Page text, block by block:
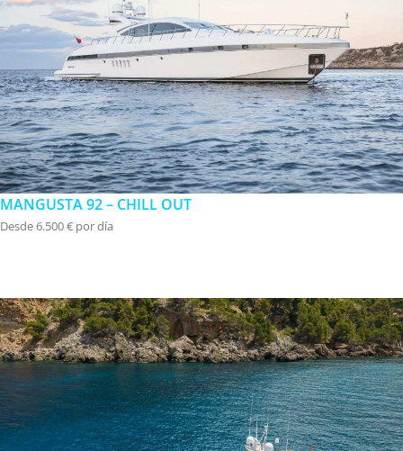
MANGUSTA 92 – CHILL OUT
Desde 6.500 € por día